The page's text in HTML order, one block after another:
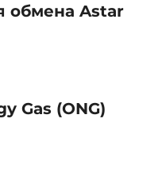
обмена Astar
Gas (ONG)